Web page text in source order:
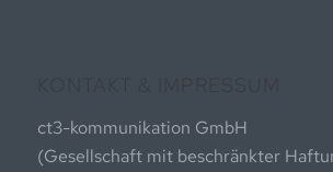
KONTAKT & IMPRESSUM
ct3-kommunikation GmbH
(Gesellschaft mit beschränkter